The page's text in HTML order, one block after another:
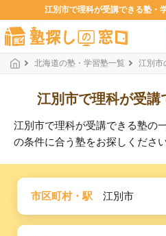
江別市で理科が受講できる塾・
北海道の塾・学習塾一覧 江別市
江別市で理科が受講
江別市で理科が受講できる塾の
の条件に合う塾をお探しください
市区町村・駅 江別市